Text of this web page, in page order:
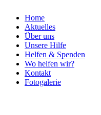
Home
Aktuelles
Über uns
Unsere Hilfe
Helfen & Spenden
Wo helfen wir?
Kontakt
Fotogalerie